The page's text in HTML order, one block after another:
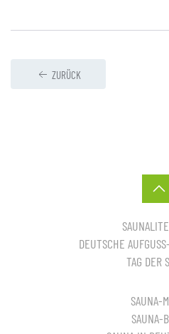
ZURÜCK
DEUTSCHE
TAG DER
SAUNA-
SAUNA-